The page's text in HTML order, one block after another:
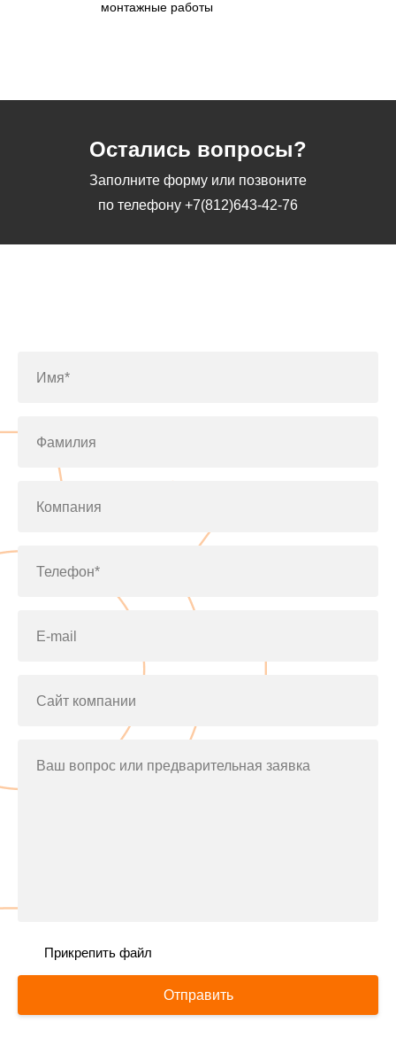
монтажные работы
Остались вопросы?
Заполните форму или позвоните
по телефону +7(812)643-42-76
Имя*
Фамилия
Компания
Телефон*
E-mail
Сайт компании
Ваш вопрос или предварительная заявка
Прикрепить файл
Отправить